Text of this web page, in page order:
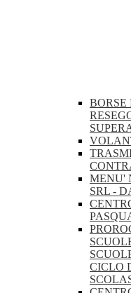
BORSE
MENU'
SRL -
CICLO